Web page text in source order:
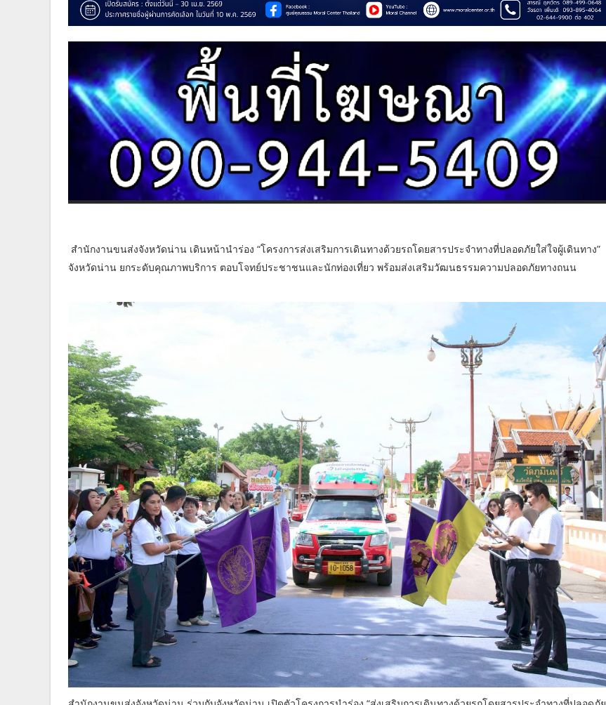
สำนักงานขนส่งจังหวัดน่าน เดินหน้านำร่อง “โครงการส่งเสริมการเดินทางด้วยรถโดยสารประจำทางที่ปลอดภัยใส่ใจผู้เดินทาง”
จังหวัดน่าน ยกระดับคุณภาพบริการ ตอบโจทย์ประชาชนและนักท่องเที่ยว พร้อมส่งเสริมวัฒนธรรมความปลอดภัยทางถนน